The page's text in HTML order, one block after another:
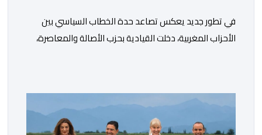
في تطور جديد يعكس تصاعد حدة الخطاب السياسي بين
الأحزاب المغربية، دخلت القيادية بحزب الأصالة والمعاصرة،
خلفية اتهامات سبق أن وجهها هذا الأخير إلى حزب ” البام ”
وربطه بملف المخدرات.المنصوري أكدت أن بنكيران ” ما غير
اليوم […]